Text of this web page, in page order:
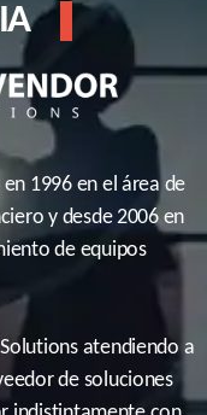
1996 en el área de
y desde 2006 en
de equipos
atendiendo a
de soluciones